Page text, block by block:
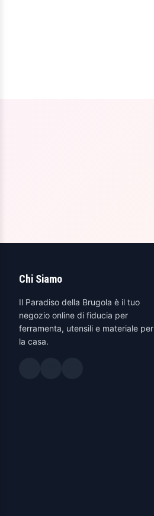
Chi Siamo
Il Paradiso della Brugola è il tuo
negozio online di fiducia per
ferramenta, utensili e materiale per
la casa.